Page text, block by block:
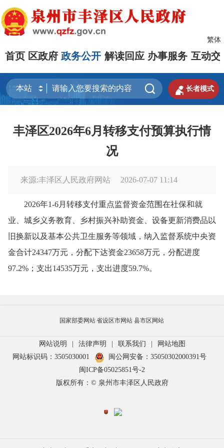
繁体
首页 区政府 政务公开 解读回应 办事服务 互动交
  长者模式
丰泽区2026年6月转移支付预算执行情
况
来源:丰泽区人民政府网站 2026-07-07 11:14
2026年1-6月转移支付重点监督资金范围在社保和就
业、城乡义务教育、乡村振兴补助资金、设备更新消费品以
旧换新以及基本公共卫生服务等领域，纳入监督系统中央资
金合计24347万元，分配下达资金23658万元，分配进度
97.2%；支出14535万元，支出进度59.7%。
国家部委网站省设区市网站 县市区网站
网站说明 | 法律声明 | 联系我们 |
网站地图
网站标识码：3505030001
闽公网安备：35050302000391号
闽ICP备05025851号-2
版权所有：© 泉州市丰泽区人民政府